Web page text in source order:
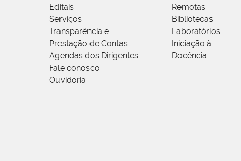
Editais
Serviços
Transparência e
Prestação de Contas
Agendas dos Dirigentes
Fale conosco
Ouvidoria
Remotas
Bibliotecas
Laboratórios
Iniciação à
Docência